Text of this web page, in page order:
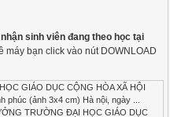
sinh viên đang theo học tại
máy bạn click vào nút DOWNLOAD
GIÁO DỤC CỘNG HÒA XÃ HỘI
phúc (ảnh 3x4 cm) Hà nội, ngày ...
TRƯỜNG ĐẠI HỌC GIÁO DỤC